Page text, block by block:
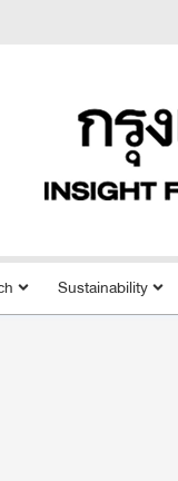
Sustainability